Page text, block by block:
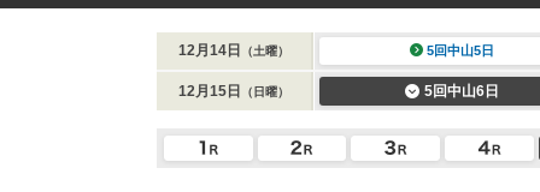
12月14日 （土曜） 5回中山5日
12月15日 （日曜） 5回中山6日